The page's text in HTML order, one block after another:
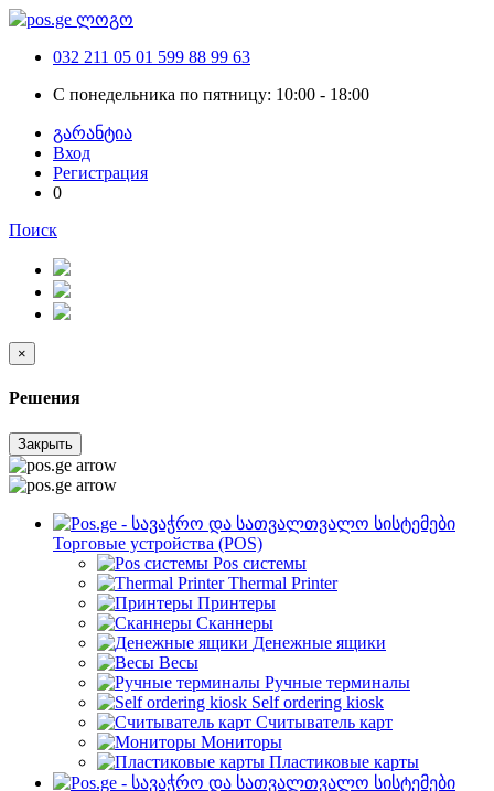
032 211 05 01 599 88 99 63
С понедельника по пятницу: 10:00 - 18:00
გარანტია
Вход
Регистрация
0
Поиск
×
Решения
Закрыть
Торговые устройства (POS)
Pos системы
Thermal Printer
Принтеры
Сканнеры
Денежные ящики
Весы
Ручные терминалы
Self ordering kiosk
Считыватель карт
Мониторы
Пластиковые карты